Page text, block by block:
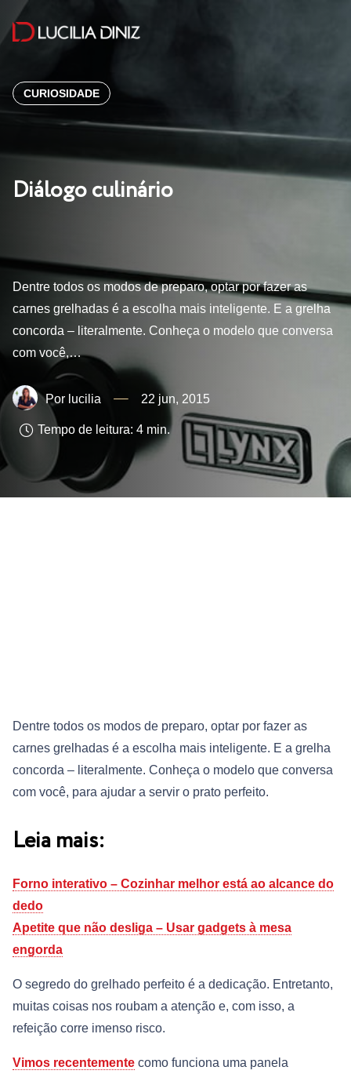
CURIOSIDADE
Diálogo culinário
Dentre todos os modos de preparo, optar por fazer as
carnes grelhadas é a escolha mais inteligente. E a grelha
concorda – literalmente. Conheça o modelo que conversa
com você,…
lucilia 22 jun, 2015
Tempo de leitura: 4 min.
Dentre todos os modos de preparo, optar por fazer as
carnes grelhadas é a escolha mais inteligente. E a grelha
concorda – literalmente. Conheça o modelo que conversa
com você, para ajudar a servir o prato perfeito.
Leia mais:
Forno interativo – Cozinhar melhor está ao alcance do
dedo
Apetite que não desliga – Usar gadgets à mesa
engorda
O segredo do grelhado perfeito é a dedicação. Entretanto,
muitas coisas nos roubam a atenção e, com isso, a
refeição corre imenso risco.
Vimos recentemente como funciona uma panela